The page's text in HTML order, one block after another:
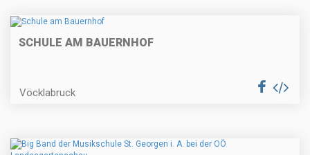
SCHULE AM BAUERNHOF
Vöcklabruck